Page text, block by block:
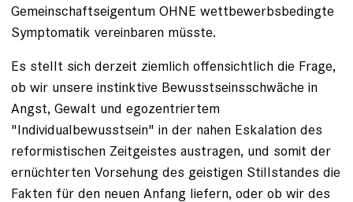
Gemeinschaftseigentum OHNE wettbewerbsbedingte
Symptomatik vereinbaren müsste.
Es stellt sich derzeit ziemlich offensichtlich die Frage,
ob wir unsere instinktive Bewusstseinsschwäche in
Angst, Gewalt und egozentriertem
"Individualbewusstsein" in der nahen Eskalation des
reformistischen Zeitgeistes austragen, und somit der
ernüchterten Vorsehung des geistigen Stillstandes die
Fakten für den neuen Anfang liefern, oder ob wir des